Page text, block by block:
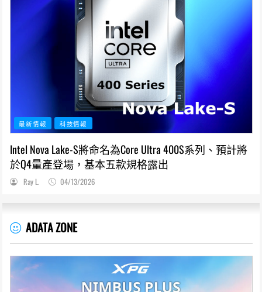
最新情報 科技情報
Intel Nova Lake-S將命名為Core Ultra 400S系列、預計將
於Q4量產登場，基本五款規格露出
Ray L. 04/13/2026
ADATA ZONE